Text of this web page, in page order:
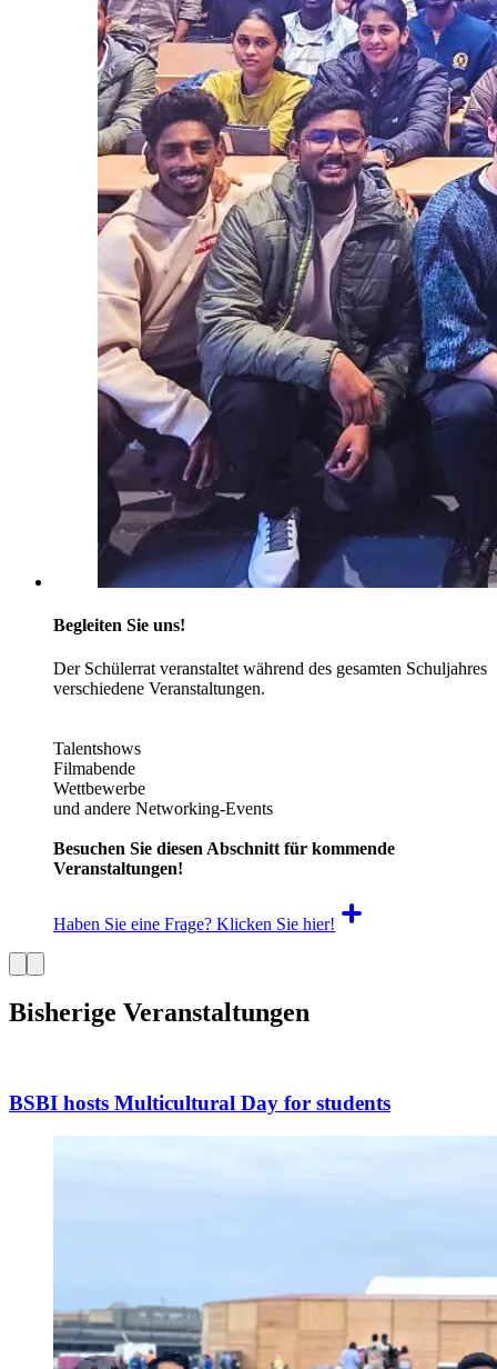
Begleiten Sie uns!
Der Schülerrat veranstaltet während des gesamten Schuljahres
verschiedene Veranstaltungen.
Talentshows
Filmabende
Wettbewerbe
und andere Networking-Events
Besuchen Sie diesen Abschnitt für kommende
Veranstaltungen!
Haben Sie eine Frage? Klicken Sie hier!
Bisherige Veranstaltungen
BSBI hosts Multicultural Day for students